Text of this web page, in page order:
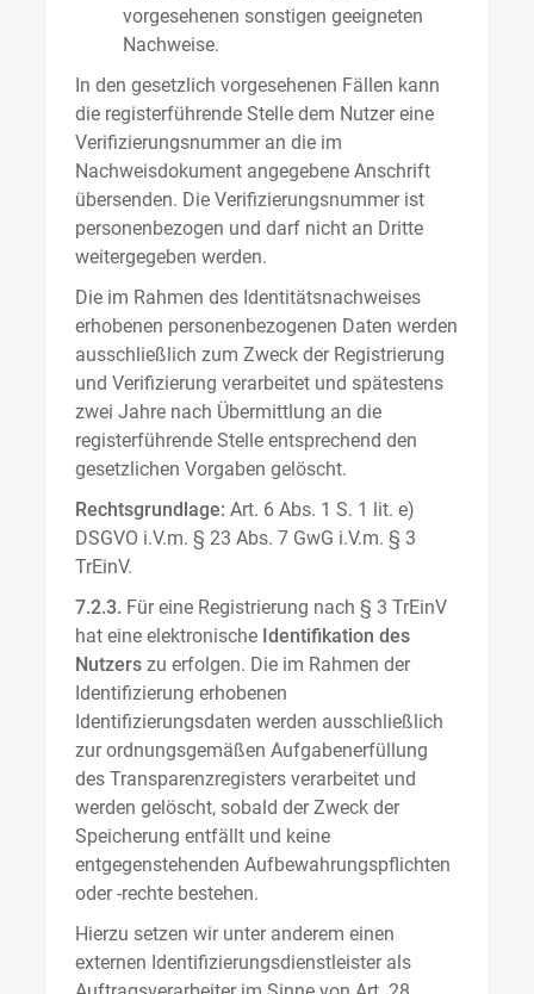
vorgesehenen sonstigen geeigneten
Nachweise.
In den gesetzlich vorgesehenen Fällen kann
die registerführende Stelle dem Nutzer eine
Verifizierungsnummer an die im
Nachweisdokument angegebene Anschrift
übersenden. Die Verifizierungsnummer ist
personenbezogen und darf nicht an Dritte
weitergegeben werden.
Die im Rahmen des Identitätsnachweises
erhobenen personenbezogenen Daten werden
ausschließlich zum Zweck der Registrierung
und Verifizierung verarbeitet und spätestens
zwei Jahre nach Übermittlung an die
registerführende Stelle entsprechend den
gesetzlichen Vorgaben gelöscht.
Rechtsgrundlage: Art. 6 Abs. 1 S. 1 lit. e)
DSGVO i.V.m. § 23 Abs. 7 GwG i.V.m. § 3
TrEinV.
7.2.3. Für eine Registrierung nach § 3 TrEinV
hat eine elektronische Identifikation des
Nutzers zu erfolgen. Die im Rahmen der
Identifizierung erhobenen
Identifizierungsdaten werden ausschließlich
zur ordnungsgemäßen Aufgabenerfüllung
des Transparenzregisters verarbeitet und
werden gelöscht, sobald der Zweck der
Speicherung entfällt und keine
entgegenstehenden Aufbewahrungspflichten
oder -rechte bestehen.
Hierzu setzen wir unter anderem einen
externen Identifizierungsdienstleister als